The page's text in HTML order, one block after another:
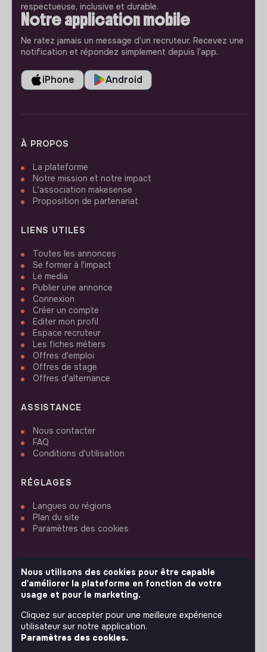
respectueuse, inclusive et durable.
Notre application mobile
Ne ratez jamais un message d’un recruteur. Recevez une
notification et répondez simplement depuis l’app.
iPhone Android
À PROPOS
La plateforme
Notre mission et notre impact
L'association makesense
Proposition de partenariat
LIENS UTILES
Toutes les annonces
Se former à l'impact
Le media
Publier une annonce
Connexion
Créer un compte
Editer mon profil
Espace recruteur
Les fiches métiers
Offres d'emploi
Offres de stage
Offres d'alternance
ASSISTANCE
Nous contacter
FAQ
Conditions d'utilisation
RÉGLAGES
Langues ou régions
Plan du site
Paramètres des cookies
SUIVEZ-NOUS
© 2026 jobs that makesense.
Nous utilisons des cookies pour être capable
d'améliorer la plateforme en fonction de votre
usage et pour le marketing.
Cliquez sur accepter pour une meilleure expérience
utilisateur sur notre application.
Paramètres des cookies.